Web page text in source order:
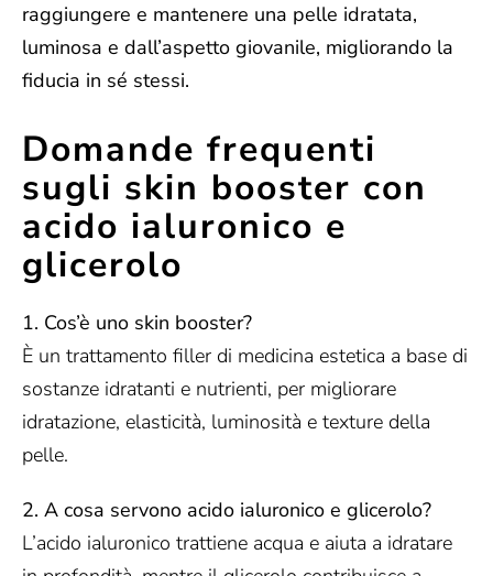
raggiungere e mantenere una pelle idratata,
luminosa e dall’aspetto giovanile, migliorando la
fiducia in sé stessi.
Domande frequenti
sugli skin booster con
acido ialuronico e
glicerolo
1. Cos’è uno skin booster?
È un trattamento filler di medicina estetica a base di
sostanze idratanti e nutrienti, per migliorare
idratazione, elasticità, luminosità e texture della
pelle.
2. A cosa servono acido ialuronico e glicerolo?
L’acido ialuronico trattiene acqua e aiuta a idratare